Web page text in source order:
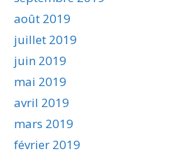
août 2019
juillet 2019
juin 2019
mai 2019
avril 2019
mars 2019
février 2019